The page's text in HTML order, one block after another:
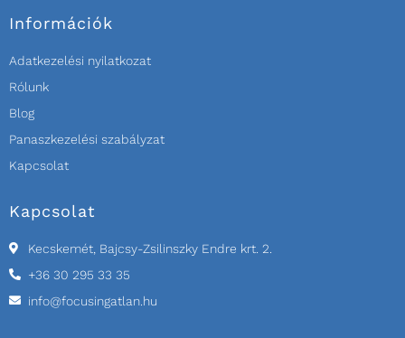
Információk
Adatkezelési nyilatkozat
Rólunk
Blog
Panaszkezelési szabályzat
Kapcsolat
Kapcsolat
Kecskemét, Bajcsy-Zsilinszky Endre krt. 2.
+36 30 295 33 35
info@focusingatlan.hu